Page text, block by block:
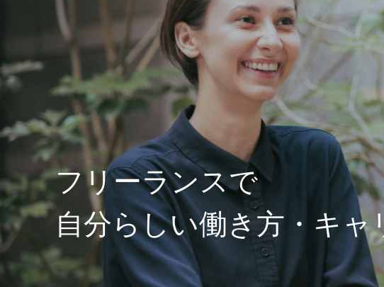
フリーランスで
自分らしい働き方・キャ